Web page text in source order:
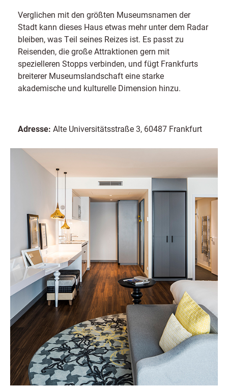
Verglichen mit den größten Museumsnamen der
Stadt kann dieses Haus etwas mehr unter dem Radar
bleiben, was Teil seines Reizes ist. Es passt zu
Reisenden, die große Attraktionen gern mit
spezielleren Stopps verbinden, und fügt Frankfurts
breiterer Museumslandschaft eine starke
akademische und kulturelle Dimension hinzu.
Adresse: Alte Universitätsstraße 3, 60487 Frankfurt